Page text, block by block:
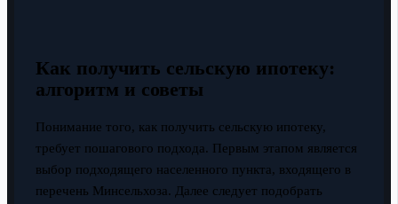
Как получить сельскую ипотеку:
алгоритм и советы
Понимание того, как получить сельскую ипотеку,
требует пошагового подхода. Первым этапом является
выбор подходящего населенного пункта, входящего в
перечень Минсельхоза. Далее следует подобрать